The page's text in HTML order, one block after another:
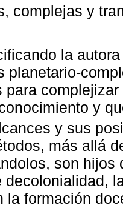
complejas y
la
planetario-
para
y
y sus
más allá
son hijos
decolonialidad,
la formación